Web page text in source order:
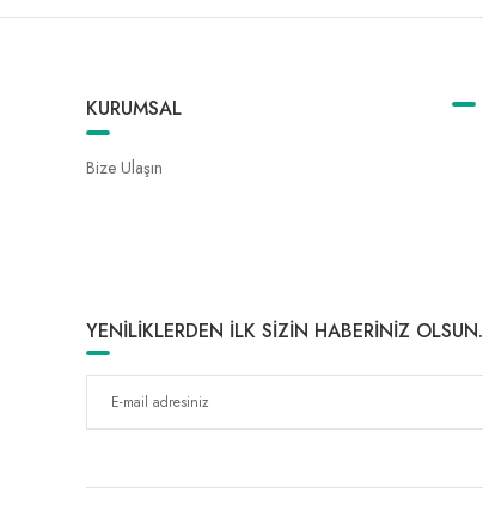
KURUMSAL
Bize Ulaşın
YENİLİKLERDEN İLK SİZİN HABERİNİZ OLSUN.